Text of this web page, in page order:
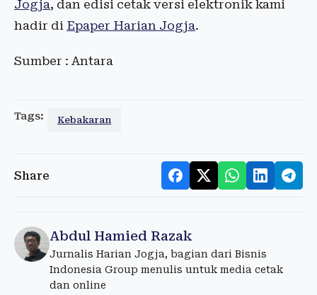
Jogja, dan edisi cetak versi elektronik kami
hadir di Epaper Harian Jogja.
Sumber : Antara
Tags: Kebakaran
Share
Abdul Hamied Razak
Jurnalis Harian Jogja, bagian dari Bisnis
Indonesia Group menulis untuk media cetak
dan online